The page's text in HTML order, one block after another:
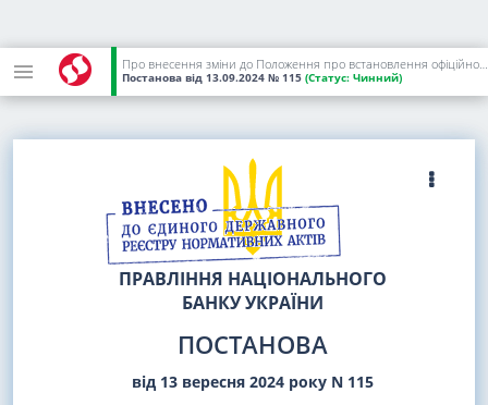
Про внесення зміни до Положення про встановлення офіційного курсу гривні до іноземних валют та розрахунку довідкового значення курсу гривні до долара США й облікової ціни банківських металів
Постанова від 13.09.2024 № 115 (Статус: Чинний)
ПРАВЛІННЯ НАЦІОНАЛЬНОГО
БАНКУ УКРАЇНИ
ПОСТАНОВА
від 13 вересня 2024 року N 115